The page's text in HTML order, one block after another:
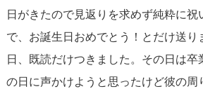
日がきたので見返りを求めず純粋に祝
で、お誕生日おめでとう！とだけ送り
日、既読だけつきました。その日は卒
の日に声かけようと思ったけど彼の周